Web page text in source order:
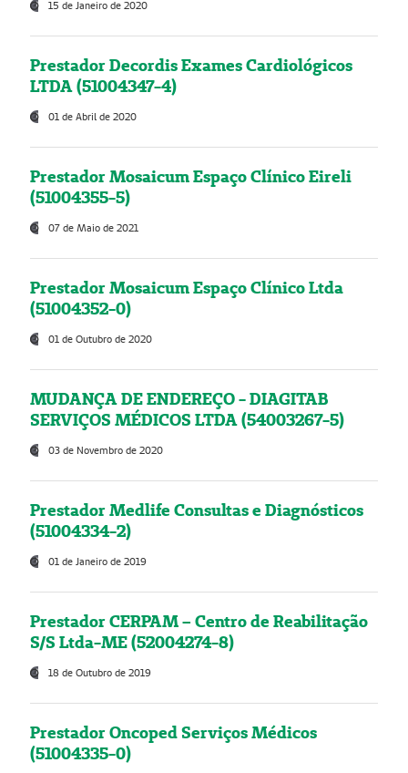
15 de Janeiro de 2020
Prestador Decordis Exames Cardiológicos
LTDA (51004347-4)
01 de Abril de 2020
Prestador Mosaicum Espaço Clínico Eireli
(51004355-5)
07 de Maio de 2021
Prestador Mosaicum Espaço Clínico Ltda
(51004352-0)
01 de Outubro de 2020
MUDANÇA DE ENDEREÇO - DIAGITAB
SERVIÇOS MÉDICOS LTDA (54003267-5)
03 de Novembro de 2020
Prestador Medlife Consultas e Diagnósticos
(51004334-2)
01 de Janeiro de 2019
Prestador CERPAM – Centro de Reabilitação
S/S Ltda-ME (52004274-8)
18 de Outubro de 2019
Prestador Oncoped Serviços Médicos
(51004335-0)